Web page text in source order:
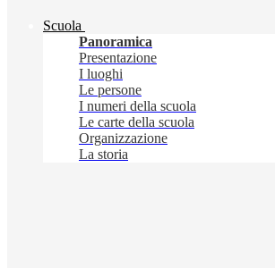
Scuola
Panoramica
Presentazione
I luoghi
Le persone
I numeri della scuola
Le carte della scuola
Organizzazione
La storia